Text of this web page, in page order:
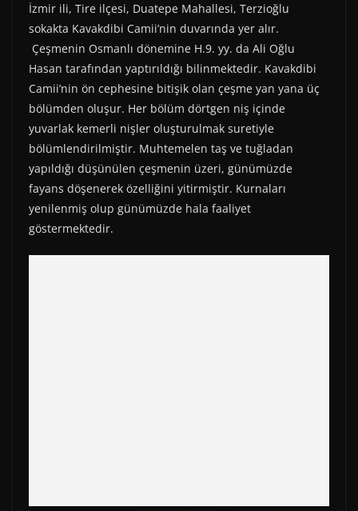
e
b
o
o
k
w
i
t
t
e
r
)
t
e
r
e
s
t
t
s
A
p
p
e
g
r
a
m
İzmir ili, Tire ilçesi, Duatepe Mahallesi, Terzioğlu
sokakta Kavakdibi Camii’nin duvarında yer alır.
Çeşmenin Osmanlı dönemine H.9. yy. da Ali Oğlu
Hasan tarafından yaptırıldığı bilinmektedir. Kavakdibi
Camii’nin ön cephesine bitişik olan çeşme yan yana üç
bölümden oluşur. Her bölüm dörtgen niş içinde
yuvarlak kemerli nişler oluşturulmak suretiyle
bölümlendirilmiştir. Muhtemelen taş ve tuğladan
yapıldığı düşünülen çeşmenin üzeri, günümüzde
fayans döşenerek özelliğini yitirmiştir. Kurnaları
yenilenmiş olup günümüzde hala faaliyet
göstermektedir.